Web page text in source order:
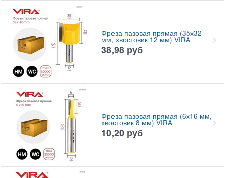
Фреза пазовая прямая (35х32
мм, хвостовик 12 мм) VIRA
38,98 руб
Фреза пазовая прямая (6х16 мм,
хвостовик 8 мм) VIRA
10,20 руб